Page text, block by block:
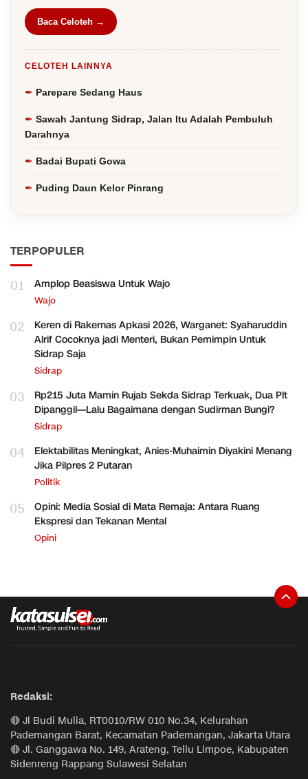
Baca Celoteh →
CELOTEH LAINNYA
Parepare Sedang Haus
Sawah Jantung Sidrap, Jalan Itu Adalah Pembuluh
Darahnya
Badai Bupati Gowa
Puding Daun Kelor Pinrang
TERPOPULER
01 Amplop Beasiswa Untuk Wajo
Wajo
02
Keren di Rakernas Apkasi 2026, Warganet: Syaharuddin
Alrif Cocoknya jadi Menteri, Bukan Pemimpin Untuk
Sidrap Saja
Sidrap
03
Rp215 Juta Mamin Rujab Sekda Sidrap Terkuak, Dua Plt
Dipanggil—Lalu Bagaimana dengan Sudirman Bungi?
Sidrap
04
Elektabilitas Meningkat, Anies-Muhaimin Diyakini Menang
Jika Pilpres 2 Putaran
Politik
05
Opini: Media Sosial di Mata Remaja: Antara Ruang
Ekspresi dan Tekanan Mental
Opini
Redaksi:
🔴 Jl Budi Mulia, RT0010/RW 010 No.34, Kelurahan
Pademangan Barat, Kecamatan Pademangan, Jakarta Utara
🔴 Jl. Ganggawa No. 149, Arateng, Tellu Limpoe, Kabupaten
Sidenreng Rappang Sulawesi Selatan